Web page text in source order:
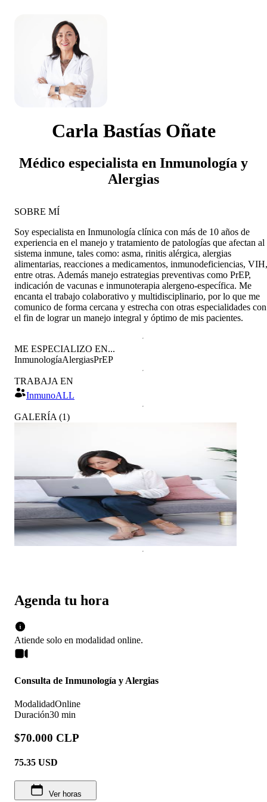
Carla Bastías Oñate
Médico especialista en Inmunología y
Alergias
Agenda tu hora
Atiende solo en modalidad online.
Consulta de Inmunología y Alergias
ModalidadOnline
Duración30 min
$70.000 CLP
75.35 USD
Ver horas
SOBRE MÍ
Soy especialista en Inmunología clínica con más de 10 años de
experiencia en el manejo y tratamiento de patologías que afectan al
sistema inmune, tales como: asma, rinitis alérgica, alergias
alimentarias, reacciones a medicamentos, inmunodeficiencias, VIH,
entre otras. Además manejo estrategias preventivas como PrEP,
indicación de vacunas e inmunoterapia alergeno-específica. Me
encanta el trabajo colaborativo y multidisciplinario, por lo que me
comunico de forma cercana y estrecha con otras especialidades con
el fin de lograr un manejo integral y óptimo de mis pacientes.
ME ESPECIALIZO EN...
InmunologíaAlergiasPrEP
TRABAJA EN
InmunoALL
GALERÍA (1)